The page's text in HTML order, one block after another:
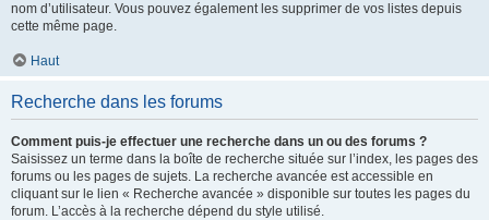
nom d’utilisateur. Vous pouvez également les supprimer de vos listes depuis
cette même page.
Haut
Recherche dans les forums
Comment puis-je effectuer une recherche dans un ou des forums ?
Saisissez un terme dans la boîte de recherche située sur l’index, les pages des
forums ou les pages de sujets. La recherche avancée est accessible en
cliquant sur le lien « Recherche avancée » disponible sur toutes les pages du
forum. L’accès à la recherche dépend du style utilisé.